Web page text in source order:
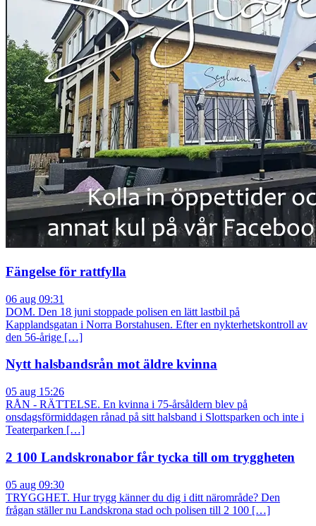
Fängelse för rattfylla
06 aug 09:31
DOM. Den 18 juni stoppade polisen en lätt lastbil på
Kapplandsgatan i Norra Borstahusen. Efter en nykterhetskontroll av
den 56-årige […]
Nytt halsbandsrån mot äldre kvinna
05 aug 15:26
RÅN - RÄTTELSE. En kvinna i 75-årsåldern blev på
onsdagsförmiddagen rånad på sitt halsband i Slottsparken och inte i
Teaterparken […]
2 100 Landskronabor får tycka till om tryggheten
05 aug 09:30
TRYGGHET. Hur trygg känner du dig i ditt närområde? Den
frågan ställer nu Landskrona stad och polisen till 2 100 […]